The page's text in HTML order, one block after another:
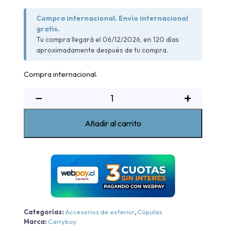
Compra internacional. Envío internacional
gratis.
Tu compra llegará el 06/12/2026, en 120 días
aproximadamente después de tu compra.
Compra internacional.
−
2011-
2015
cantidad
+
Añadir al carrito
Categorías: Accesorios de exterior,Cúpulas
Marca:Carryboy